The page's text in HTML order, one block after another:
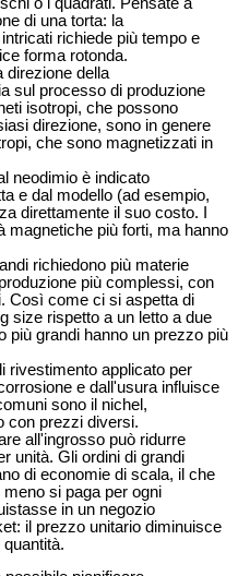
di una torta: la
richiede più tempo e
forma rotonda.
direzione della
sul processo di produzione
isotropi, che possono
direzione, sono in genere
che sono magnetizzati in
neodimio è indicato
e dal modello (ad esempio,
direttamente il suo costo. I
magnetiche più forti, ma hanno
richiedono più materie
più complessi, con
Così come ci si aspetta di
size rispetto a un letto a due
più grandi hanno un prezzo più
rivestimento applicato per
e dall'usura influisce
sono il nichel,
con prezzi diversi.
all'ingrosso può ridurre
unità. Gli ordini di grandi
di economie di scala, il che
si paga per ogni
in un negozio
il prezzo unitario diminuisce